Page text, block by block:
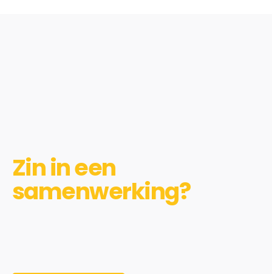
Zin in een
samenwerking?